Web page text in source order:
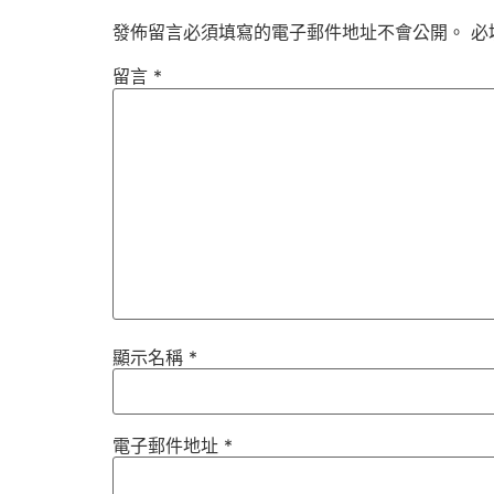
發佈留言必須填寫的電子郵件地址不會公開。 必
留言 *
顯示名稱 *
電子郵件地址 *